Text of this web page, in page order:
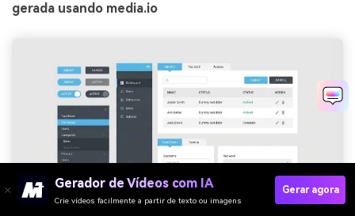
gerada usando media.io
Gerador de Vídeos com IA
Crie vídeos facilmente a partir de texto ou imagens
Gerar agora